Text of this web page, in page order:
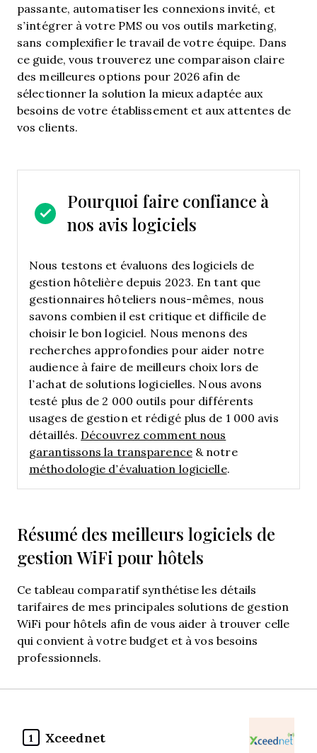
passante, automatiser les connexions invité, et
s’intégrer à votre PMS ou vos outils marketing,
sans complexifier le travail de votre équipe. Dans
ce guide, vous trouverez une comparaison claire
des meilleures options pour 2026 afin de
sélectionner la solution la mieux adaptée aux
besoins de votre établissement et aux attentes de
vos clients.
Pourquoi faire confiance à
nos avis logiciels
Nous testons et évaluons des logiciels de
gestion hôtelière depuis 2023. En tant que
gestionnaires hôteliers nous-mêmes, nous
savons combien il est critique et difficile de
choisir le bon logiciel. Nous menons des
recherches approfondies pour aider notre
audience à faire de meilleurs choix lors de
l’achat de solutions logicielles. Nous avons
testé plus de 2 000 outils pour différents
usages de gestion et rédigé plus de 1 000 avis
détaillés. Découvrez comment nous
garantissons la transparence& notre
méthodologie d’évaluation logicielle.
Résumé des meilleurs logiciels de
gestion WiFi pour hôtels
Ce tableau comparatif synthétise les détails
tarifaires de mes principales solutions de gestion
WiFi pour hôtels afin de vous aider à trouver celle
qui convient à votre budget et à vos besoins
professionnels.
1 Xceednet